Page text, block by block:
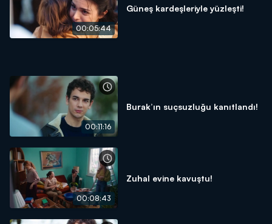
00:05:44
Güneş kardeşleriyle yüzleşti!
00:11:16
Burak’ın suçsuzluğu kanıtlandı!
00:08:43
Zuhal evine kavuştu!